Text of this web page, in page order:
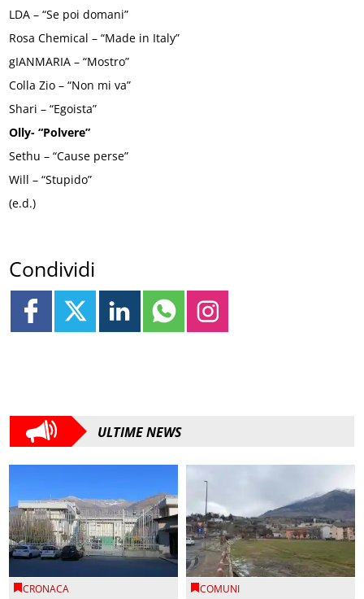
LDA – “Se poi domani”
Rosa Chemical – “Made in Italy”
gIANMARIA – “Mostro”
Colla Zio – “Non mi va”
Shari – “Egoista”
Olly- “Polvere”
Sethu – “Cause perse”
Will – “Stupido”
(e.d.)
Condividi
ULTIME NEWS
CRONACA COMUNI